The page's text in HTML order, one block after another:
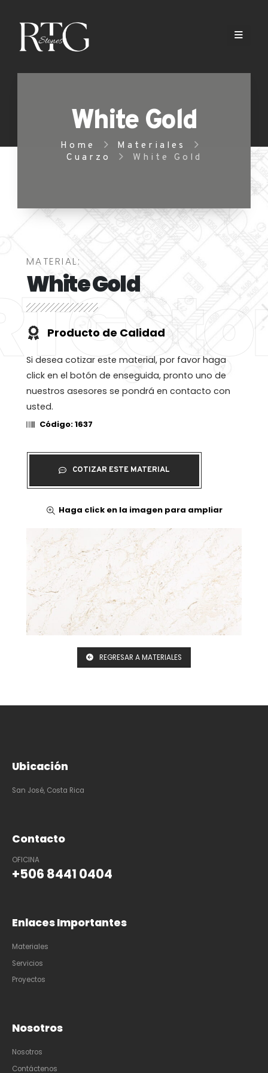
White Gold
Home
Materiales
Cuarzo
White Gold
MATERIAL:
White Gold
Producto de Calidad
Si desea cotizar este material, por favor haga
click en el botón de enseguida, pronto uno de
nuestros asesores se pondrá en contacto con
usted.
Código: 1637
COTIZAR ESTE MATERIAL
Haga click en la imagen para ampliar
REGRESAR A MATERIALES
Ubicación
San José, Costa Rica
Contacto
OFICINA
+506 8441 0404
Enlaces Importantes
Materiales
Servicios
Proyectos
Nosotros
Nosotros
Contáctenos